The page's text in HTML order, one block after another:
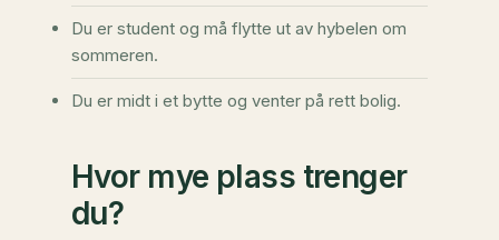
Du er student og må flytte ut av hybelen om
sommeren.
Du er midt i et bytte og venter på rett bolig.
Hvor mye plass trenger
du?